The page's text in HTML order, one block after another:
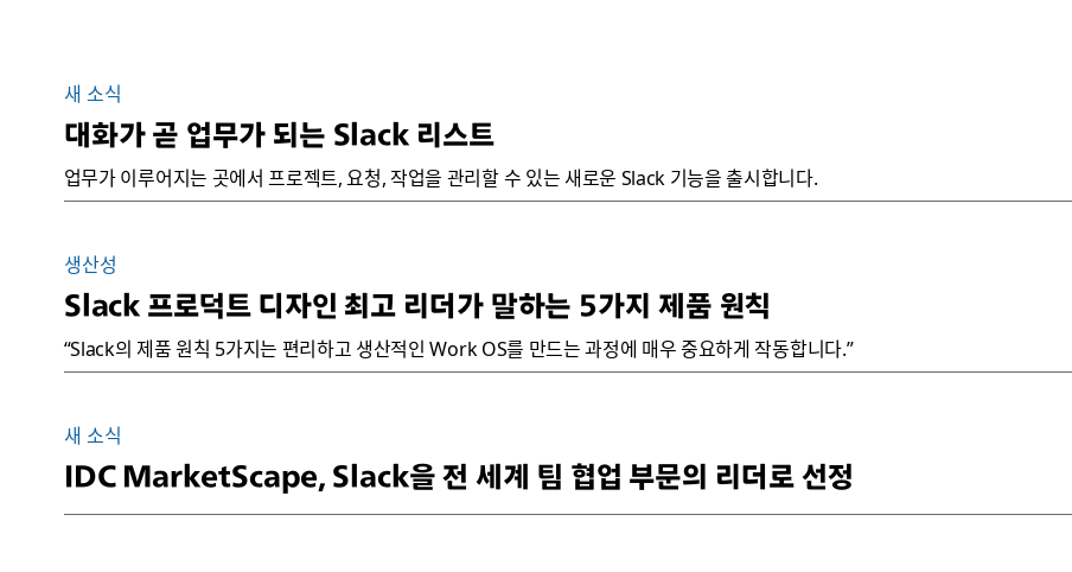
새 소식
대화가 곧 업무가 되는 Slack 리스트
업무가 이루어지는 곳에서 프로젝트, 요청, 작업을 관리할 수 있는 새로운 Slack 기능을 출시합니다.
생산성
Slack 프로덕트 디자인 최고 리더가 말하는 5가지 제품 원칙
“Slack의 제품 원칙 5가지는 편리하고 생산적인 Work OS를 만드는 과정에 매우 중요하게 작동합니다.”
새 소식
IDC MarketScape, Slack을 전 세계 팀 협업 부문의 리더로 선정